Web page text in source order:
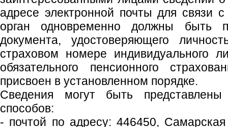
адресе электронной почты для связи
орган одновременно должны быть
документа, удостоверяющего
страховом номере индивидуального
обязательного пенсионного
присвоен в установленном порядке.
Сведения могут быть
способов:
- почтой по адресу: 446450, Самарская